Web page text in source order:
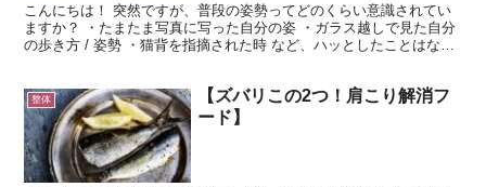
こんにちは！ 突然ですが、普段の姿勢ってどのくらい意識されてい
ますか？ ・たまたま写真に写った自分の姿 ・ガラス越しで見た自分
の歩き方 / 姿勢 ・猫背を指摘された時 など、ハッとしたことはない
整体
【ズバリこの2つ！肩こり解消フ
ード】